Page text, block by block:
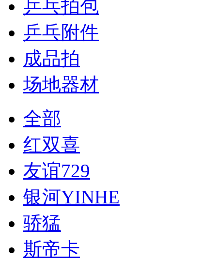
乒乓拍包
乒乓附件
成品拍
场地器材
全部
红双喜
友谊729
银河YINHE
骄猛
斯帝卡